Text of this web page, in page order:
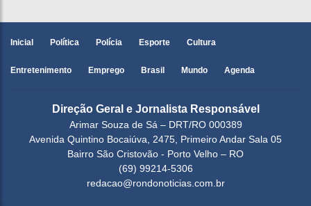
Inicial Política Polícia Esporte Cultura
Entretenimento Emprego Brasil Mundo Agenda
Direção Geral e Jornalista Responsável
Arimar Souza de Sá – DRT/RO 000389
Avenida Quintino Bocaiúva, 2475, Primeiro Andar Sala 05
Bairro São Cristovão - Porto Velho – RO
(69) 99214-5306
redacao@rondonoticias.com.br